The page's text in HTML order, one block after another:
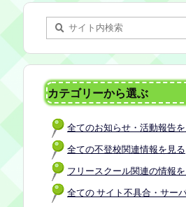
らせていただ
す。 内容：い
所でこじんま
を食べます。
https://
カテゴリーから選ぶ
全てのお知らせ・活動報告
全ての不登校関連情報を見る
フリースクール関連の情報
全ての サイト不具合・サー